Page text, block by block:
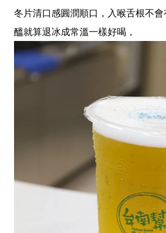
冬片清口感圓潤順口，入喉舌根不
醞就算退冰成常溫一樣好喝，